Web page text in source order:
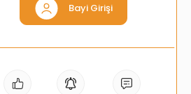
Bayi Girişi